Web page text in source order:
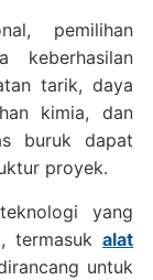
pemilihan
keberhasilan
tarik, daya
kimia, dan
buruk dapat
proyek.
yang
termasukalat
untuk